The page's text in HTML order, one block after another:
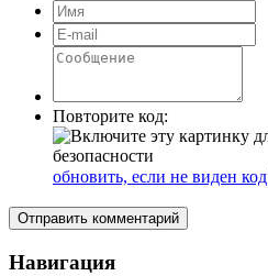
Повторите код:
обновить, если не виден код
Отправить комментарий
Навигация